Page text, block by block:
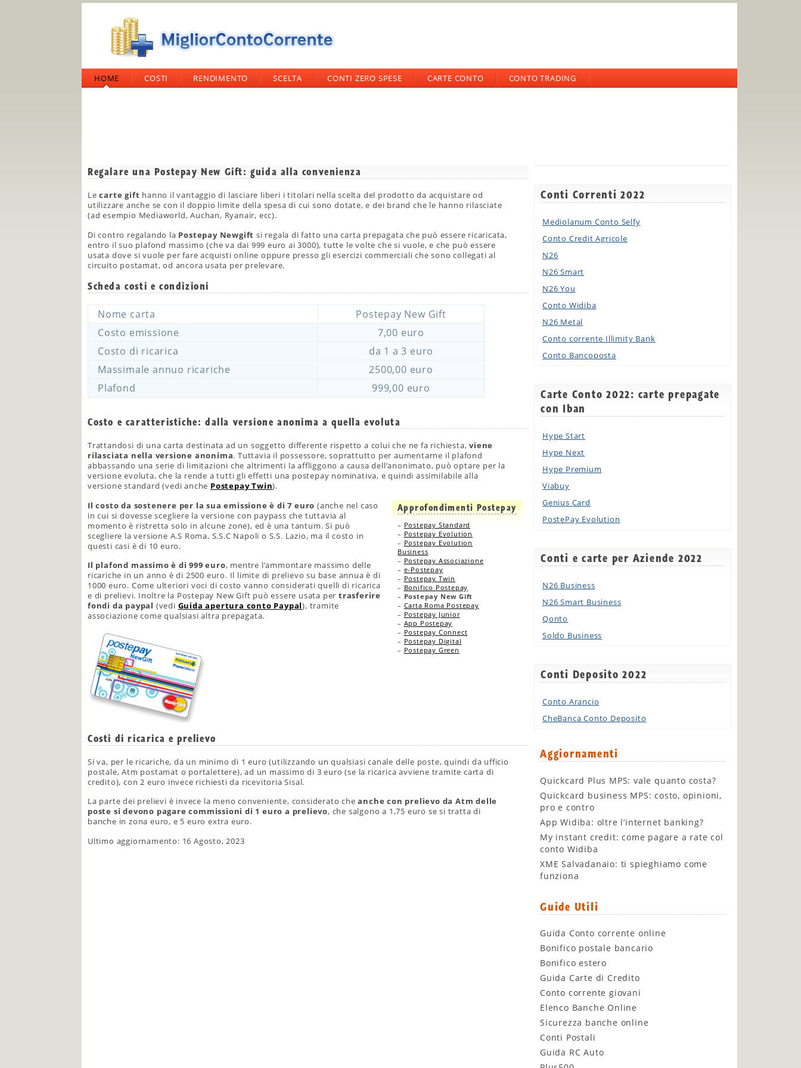
HOME COSTI RENDIMENTO SCELTA CONTI ZERO SPESE CARTE CONTO CONTO TRADING
Regalare una Postepay New Gift: guida alla convenienza
Lecarte gift hanno il vantaggio di lasciare liberi i titolari nella scelta del prodotto da acquistare od
utilizzare anche se con il doppio limite della spesa di cui sono dotate, e dei brand che le hanno rilasciate
(ad esempio Mediaworld, Auchan, Ryanair, ecc).
Di contro regalando la Postepay Newgift si regala di fatto una carta prepagata che può essere ricaricata,
entro il suo plafond massimo (che va dai 999 euro ai 3000), tutte le volte che si vuole, e che può essere
usata dove si vuole per fare acquisti online oppure presso gli esercizi commerciali che sono collegati al
circuito postamat, od ancora usata per prelevare.
Scheda costi e condizioni
Nome carta
Postepay New Gift
Costo emissione
7,00 euro
Costo di ricarica
da 1 a 3 euro
Massimale annuo ricariche
2500,00 euro
Plafond
999,00 euro
Costo e caratteristiche: dalla versione anonima a quella evoluta
Trattandosi di una carta destinata ad un soggetto differente rispetto a colui che ne fa richiesta,viene
rilasciata nella versione anonima. Tuttavia il possessore, soprattutto per aumentarne il plafond
abbassando una serie di limitazioni che altrimenti la affliggono a causa dell’anonimato, può optare per la
versione evoluta, che la rende a tutti gli effetti una postepay nominativa, e quindi assimilabile alla
versione standard (vedi anche Postepay Twin).
Approfondimenti Postepay
– Postepay Standard
– Postepay Evolution
– Postepay Evolution
Business
– Postepay Associazione
– e-Postepay
– Postepay Twin
– Bonifico Postepay
– Postepay New Gift
– Carta Roma Postepay
– Postepay Junior
– App Postepay
– Postepay Connect
– Postepay Digital
– Postepay Green
Il costo da sostenere per la sua emissione è di 7 euro (anche nel caso
in cui si dovesse scegliere la versione con paypass che tuttavia al
momento è ristretta solo in alcune zone), ed è una tantum. Si può
scegliere la versione A.S Roma, S.S.C Napoli o S.S. Lazio, ma il costo in
questi casi è di 10 euro.
Il plafond massimo è di 999 euro, mentre l’ammontare massimo delle
ricariche in un anno è di 2500 euro. Il limite di prelievo su base annua è di
1000 euro. Come ulteriori voci di costo vanno considerati quelli di ricarica
e di prelievi. Inoltre la Postepay New Gift può essere usata per trasferire
fondi da paypal (vedi Guida apertura conto Paypal), tramite
associazione come qualsiasi altra prepagata.
Costi di ricarica e prelievo
Si va, per le ricariche, da un minimo di 1 euro (utilizzando un qualsiasi canale delle poste, quindi da ufficio
postale, Atm postamat o portalettere), ad un massimo di 3 euro (se la ricarica avviene tramite carta di
credito), con 2 euro invece richiesti da ricevitoria Sisal.
La parte dei prelievi è invece la meno conveniente, considerato cheanche con prelievo da Atm delle
poste si devono pagare commissioni di 1 euro a prelievo, che salgono a 1,75 euro se si tratta di
banche in zona euro, e 5 euro extra euro.
Ultimo aggiornamento: 16 Agosto, 2023
Conti Correnti 2022
Mediolanum Conto Selfy
Conto Credit Agricole
N26
N26 Smart
N26 You
Conto Widiba
N26 Metal
Conto corrente Illimity Bank
Conto Bancoposta
Carte Conto 2022: carte prepagate
con Iban
Hype Start
Hype Next
Hype Premium
Viabuy
Genius Card
PostePay Evolution
Conti e carte per Aziende 2022
N26 Business
N26 Smart Business
Qonto
Soldo Business
Conti Deposito 2022
Conto Arancio
CheBanca Conto Deposito
Aggiornamenti
Quickcard Plus MPS: vale quanto costa?
Quickcard business MPS: costo, opinioni,
pro e contro
App Widiba: oltre l’internet banking?
My instant credit: come pagare a rate col
conto Widiba
XME Salvadanaio: ti spieghiamo come
funziona
Guide Utili
Guida Conto corrente online
Bonifico postale bancario
Bonifico estero
Guida Carte di Credito
Conto corrente giovani
Elenco Banche Online
Sicurezza banche online
Conti Postali
Guida RC Auto